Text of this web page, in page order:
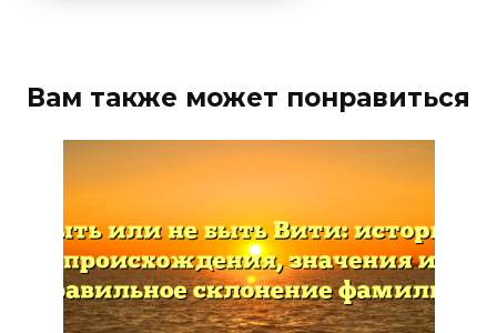
Вам также может понравиться